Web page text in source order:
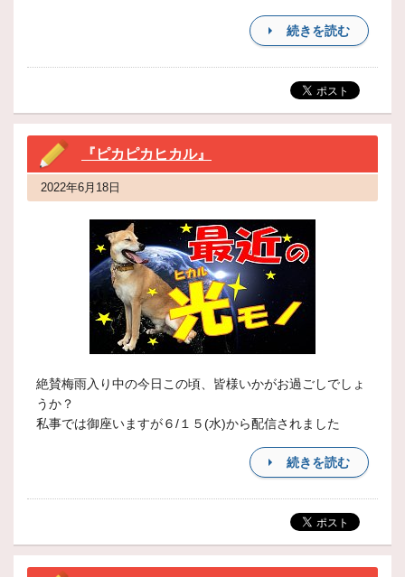
続きを読む
『ピカピカヒカル』
2022年6月18日
絶賛梅雨入り中の今日この頃、皆様いかがお過ごしでしょ
うか？
私事では御座いますが６/１５(水)から配信されました
続きを読む